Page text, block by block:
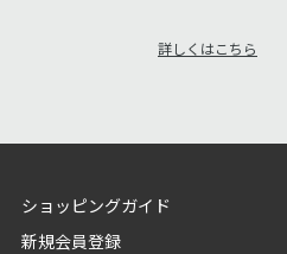
詳しくはこちら
ショッピングガイド
新規会員登録